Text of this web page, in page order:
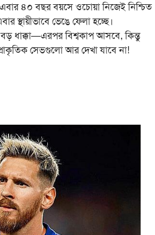
৪০ বছর বয়সে ওচোয়া নিজেই নিশ্চিত
স্থায়ীভাবে ভেঙে ফেলা হচ্ছে।
ধাক্কা—এরপর বিশ্বকাপ আসবে, কিন্তু
সেভগুলো আর দেখা যাবে না!